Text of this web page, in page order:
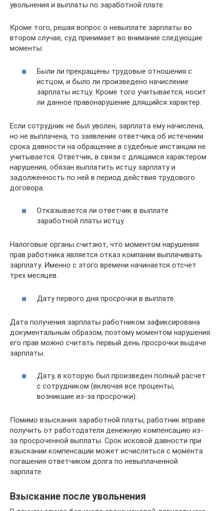
увольнения и выплаты по заработной плате.
Кроме того, решая вопрос о невыплате зарплаты во
втором случае, суд принимает во внимание следующие
моменты:
Были ли прекращены трудовые отношения с
истцом, и было ли произведено начисление
зарплаты истцу. Кроме того учитывается, носит
ли данное правонарушение длящийся характер.
Если сотрудник не был уволен, зарплата ему начислена,
но не выплачена, то заявление ответчика об истечении
срока давности на обращение в судебные инстанции не
учитывается. Ответчик, в связи с длящимся характером
нарушения, обязан выплатить истцу зарплату и
задолженность по ней в период действия трудового
договора.
Отказывается ли ответчик в выплате
заработной платы истцу.
Налоговые органы считают, что моментом нарушения
прав работника является отказ компании выплачивать
зарплату. Именно с этого времени начинается отсчет
трех месяцев.
Дату первого дня просрочки в выплате.
Дата получения зарплаты работником зафиксирована
документальным образом, поэтому моментом нарушения
его прав можно считать первый день просрочки выдаче
зарплаты.
Дату, в которую был произведен полный расчет
с сотрудником (включая все проценты,
возникшие из-за просрочки).
Помимо взыскания заработной платы, работник вправе
получить от работодателя денежную компенсацию из-
за просроченной выплаты. Срок исковой давности при
взыскании компенсации может исчисляться с момента
погашения ответчиком долга по невыплаченной
зарплате.
Взыскание после увольнения